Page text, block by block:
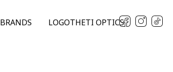
BRANDS LOGOTHETI OPTICS